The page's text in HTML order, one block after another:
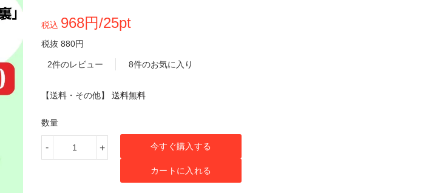
税込 968円/25pt
税抜 880円
2件のレビュー 8件のお気に入り
【送料・その他】 送料無料
数量
- + 今すぐ購入する
カートに入れる